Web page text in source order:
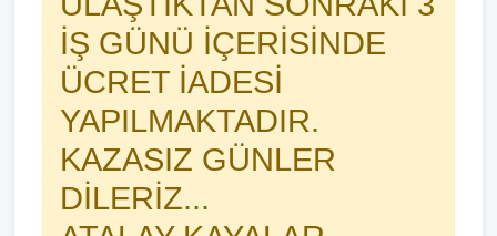
İŞ GÜNÜ İÇERİSİNDE
ÜCRET İADESİ
YAPILMAKTADIR.
KAZASIZ GÜNLER
DİLERİZ...